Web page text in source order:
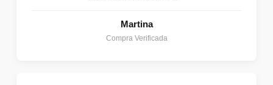
Martina
Compra Verificada